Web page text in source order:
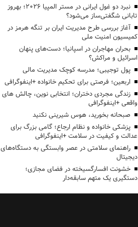
نبرد دو غول ایرانی در مستر المپیا ۲۰۲۶؛ بهروز
تابانی شگفتی‌ساز می‌شود؟
آغاز بررسی طرح مدیریت ایران بر تنگه هرمز در
کمیسیون امنیت ملی
بحران مهاجران در اسپانیا؛ دست‌های پنهان
اسرائیل و مراکش؟
پول توجیبی؛ مدرسه کوچک مدیریت مالی
اربعین؛ فرصتی برای تحکیم خانواده +اینفوگرافی
زندگی مجردی دختران؛ انتخابی نوین، چالش های
واقعی +اینفوگرافی
صبحانه بخورید، هوس شیرینی نکنید
پزشکی خانواده و نظام ارجاع؛ گامی بزرگ برای
عدالت و کیفیت در سلامت +اینفوگرافی
راهنمای سلامتی در عصر وابستگی به دستگاه‌های
دیجیتال
خشونت افسارگسیخته در فضای مجازی؛
دستگیری یک متهم سابقه‌دار